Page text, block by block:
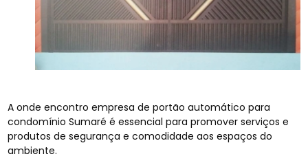
A onde encontro empresa de portão automático para
condomínio Sumaré é essencial para promover serviços e
produtos de segurança e comodidade aos espaços do
ambiente.